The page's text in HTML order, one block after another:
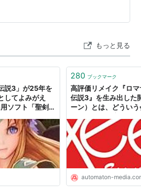
弘道
ディレクター：石井浩一
トレーション：結城信輝
伝説3
社/メーカー:スクウェア
日:1995/09/30
ク
さで何となくハマって最後まで駆
ーリーについて テンポは良いのです
分もあるので、今のゲームになれて
感じるかもし…
もっと見る
説3」が25年を
してよみがえ
ソフト「聖剣伝
280 ブックマーク
高評価リメイク『ロ
伝説3』を生み出した
ーン）とは、どうい
グループになった理
任者に訊いた -
automaton-